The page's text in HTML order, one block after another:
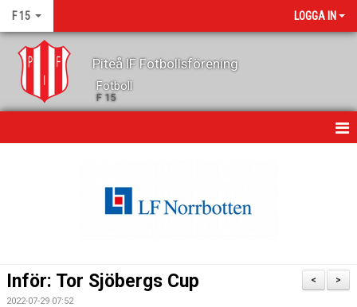
F 15 LOGGA IN
Piteå IF Fotbollsförening
Fotboll
F 15
MATCHER
>
<
Inför: Tor Sjöbergs Cup
2022-07-29 07:52